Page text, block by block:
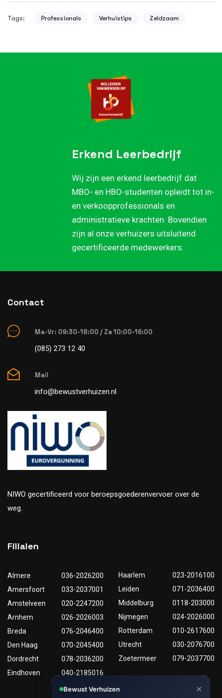
Tags: Professionals Verhuistips Zeldzaam
Erkend Leerbedrijf
Wij zijn een erkend leerbedrijf dat
MBO- en HBO-studenten opleidt tot in-
en verkoopprofessionals en
administratieve krachten. Bovendien
zijn al onze verhuizers uitsluitend
gecertificeerde medewerkers.
Contact
Ma-Vr: 09:30-18:00 / Za 10:00-16:00
(085) 273 12 40
Mail
info@bewustverhuizen.nl
NIWO gecertificeerd voor beroepsgoederenvervoer over de
weg.
Filialen
Almere
036-2026200
Amersfoort
033-2037001
Amstelveen
020-2247200
Arnhem
026-2026003
Breda
076-2046400
Den Haag
070-2045400
Dordrecht
078-2036200
Eindhoven
040-2185016
Haarlem
023-2016100
Leiden
071-2036400
Middelburg
0118-203000
Nijmegen
024-2026000
Rotterdam
010-2617600
Utrecht
030-2076700
Zoetermeer
079-2037700
Bewust Verhuizen ✕